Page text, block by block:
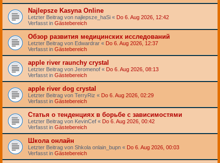
Najlepsze Kasyna Online
Letzter Beitrag von najlepsze_haSi « Do 6. Aug 2026, 12:42
Verfasst in Gästebereich
Обзор развития медицинских исследований
Letzter Beitrag von Edwardrar « Do 6. Aug 2026, 12:37
Verfasst in Gästebereich
apple river raunchy crystal
Letzter Beitrag von Jeromenof « Do 6. Aug 2026, 08:13
Verfasst in Gästebereich
apple river dog crystal
Letzter Beitrag von TerryRiz « Do 6. Aug 2026, 02:29
Verfasst in Gästebereich
Статья о тенденциях в борьбе с зависимостями
Letzter Beitrag von KevinCef « Do 6. Aug 2026, 00:42
Verfasst in Gästebereich
Школа онлайн
Letzter Beitrag von Shkola onlain_bupn « Do 6. Aug 2026, 00:03
Verfasst in Gästebereich